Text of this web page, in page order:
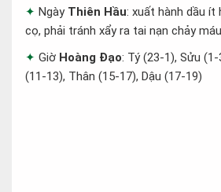
Ngày Thiên Hầu: xuất hành dầu ít
cọ, phải tránh xẩy ra tai nạn chảy
Giờ Hoàng Đạo: Tý (23-1), Sửu
(11-13), Thân (15-17), Dậu (17-19)